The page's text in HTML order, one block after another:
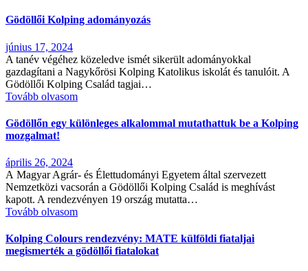
Gödöllői Kolping adományozás
június 17, 2024
A tanév végéhez közeledve ismét sikerült adományokkal
gazdagítani a Nagykőrösi Kolping Katolikus iskolát és tanulóit. A
Gödöllői Kolping Család tagjai…
Tovább olvasom
Gödöllőn egy különleges alkalommal mutathattuk be a Kolping
mozgalmat!
április 26, 2024
A Magyar Agrár- és Élettudományi Egyetem által szervezett
Nemzetközi vacsorán a Gödöllői Kolping Család is meghívást
kapott. A rendezvényen 19 ország mutatta…
Tovább olvasom
Kolping Colours rendezvény: MATE külföldi fiataljai
megismerték a gödöllői fiatalokat